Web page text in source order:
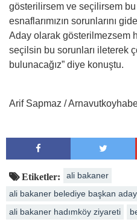
gösterilirsem ve seçilirsem
esnaflarımızın sorunlarını
Aday olarak gösterilmezsem
seçilsin bu sorunları ileterek
bulunacağız” diye konuştu.
Arif Sapmaz /
Etiketler:
ali bakaner
ali bakaner belediye başkan aday
ali bakaner hadımköy ziyareti